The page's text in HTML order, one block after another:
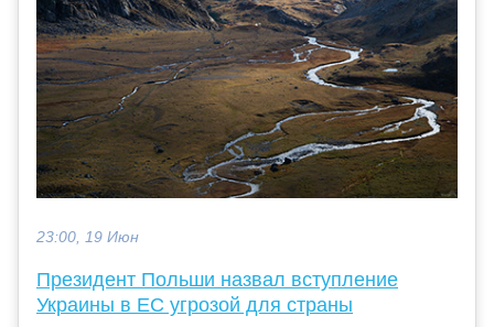
23:00, 19 Июн
Президент Польши назвал вступление
Украины в ЕС угрозой для страны